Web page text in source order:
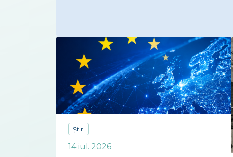
Știri
14 iul. 2026